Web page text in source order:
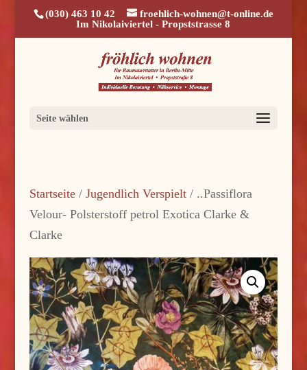
(030) 463 10 42
froehlich-wohnen@t-online.de
Im Nikolaiviertel - Propststrasse 8
Seite wählen
Startseite/ Jugendlich Verspielt/ ..Passiflora
Velour- Polsterstoff petrol Exotica Clarke &
Clarke